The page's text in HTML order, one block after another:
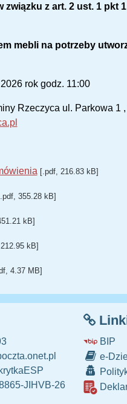
z art. 2 ust. 1 pkt
mebli na potrzeby
rok godz. 11:00
Rzeczyca ul. Parkowa 1
[.pdf, 216.83 kB]
355.28 kB]
kB]
kB]
4.37 MB]
JIHVB-26
BIP
e-